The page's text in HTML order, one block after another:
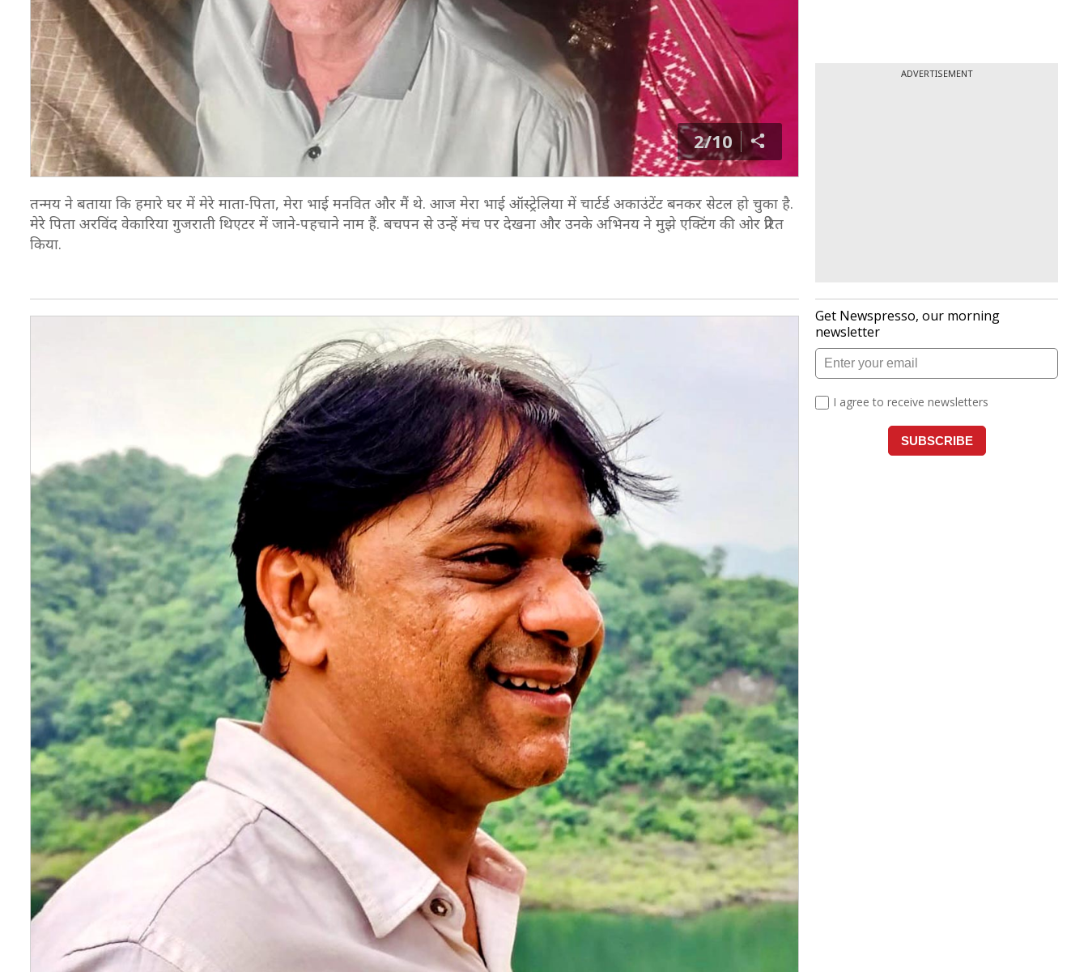
2/10
तन्मय ने बताया कि हमारे घर में मेरे माता-पिता, मेरा भाई मनवित और मैं थे. आज मेरा भाई ऑस्ट्रेलिया में चार्टर्ड अकाउंटेंट बनकर सेटल हो चुका है.
मेरे पिता अरविंद वेकारिया गुजराती थिएटर में जाने-पहचाने नाम हैं. बचपन से उन्हें मंच पर देखना और उनके अभिनय ने मुझे एक्टिंग की ओर प्रेरित
किया.
ADVERTISEMENT